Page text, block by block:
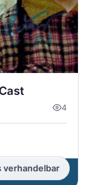
verhandelbar
4